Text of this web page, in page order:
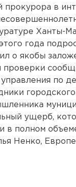
в
Ханты-
года
о якобы
проверки
по
ущерб,
в полном
Ненко,